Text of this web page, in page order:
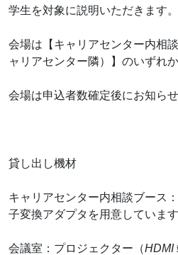
学生を対象に説明いただきます。
会場は【キャリアセンター内相
ャリアセンター隣）】のいずれ
会場は申込者数確定後にお知らせ
貸し出し機材
キャリアセンター内相談ブース
子変換アダプタを用意しています
会議室：プロジェクター（HDMI